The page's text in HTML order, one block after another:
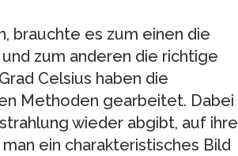
brauchte es zum einen die
zum anderen die richtige
Celsius haben die
Methoden gearbeitet. Dabei
wieder abgibt, auf ihre
ein charakteristisches Bild